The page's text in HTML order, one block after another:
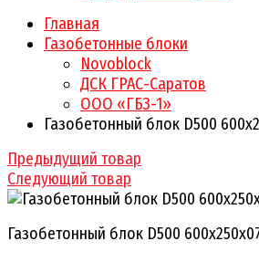
Главная
Газобетонные блоки
Novoblock
ДСК ГРАС-Саратов
ООО «ГБЗ-1»
Газобетонный блок D500
Предыдущий товар
Следующий товар
Газобетонный блок D500